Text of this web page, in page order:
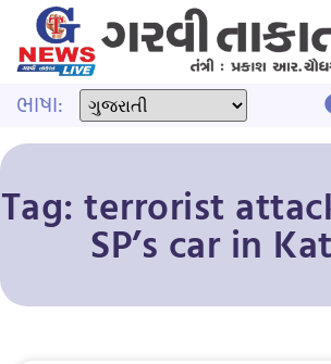
ભાષા:
Tag: terrorist
SP’s car in